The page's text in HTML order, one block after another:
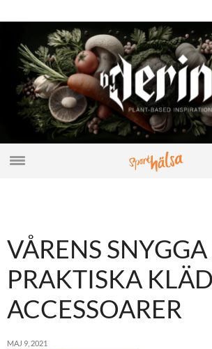
VÅRENS
PRAKTISKA
ACCESSOARER
MAJ 9, 2021